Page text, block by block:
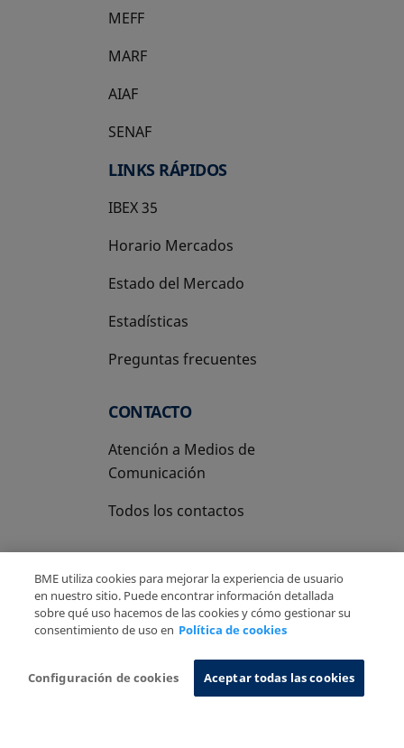
MEFF
se abre en una pestaña nueva
MARF
AIAF
SENAF
LINKS RÁPIDOS
IBEX 35
Horario Mercados
Estado del Mercado
Estadísticas
Preguntas frecuentes
CONTACTO
Atención a Medios de
Comunicación
Todos los contactos
Copyright Ⓒ BME 2026
Aviso Legal
Sistema de Información
BME utiliza cookies para mejorar la experiencia de usuario
en nuestro sitio. Puede encontrar información detallada
sobre qué uso hacemos de las cookies y cómo gestionar su
consentimiento de uso en Política de cookies
Configuración de cookies Aceptar todas las cookies